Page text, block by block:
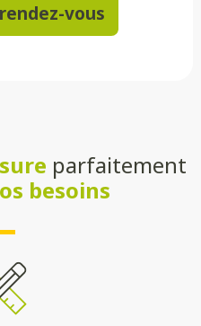
vous
parfaitement
besoins